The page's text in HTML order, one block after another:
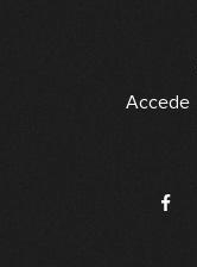
Accede